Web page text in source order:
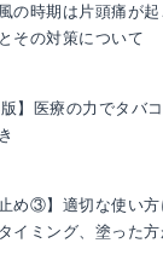
の時期は片頭痛が
その対策について
版】医療の力でタバ
止め③】適切な使い
イミング、塗った